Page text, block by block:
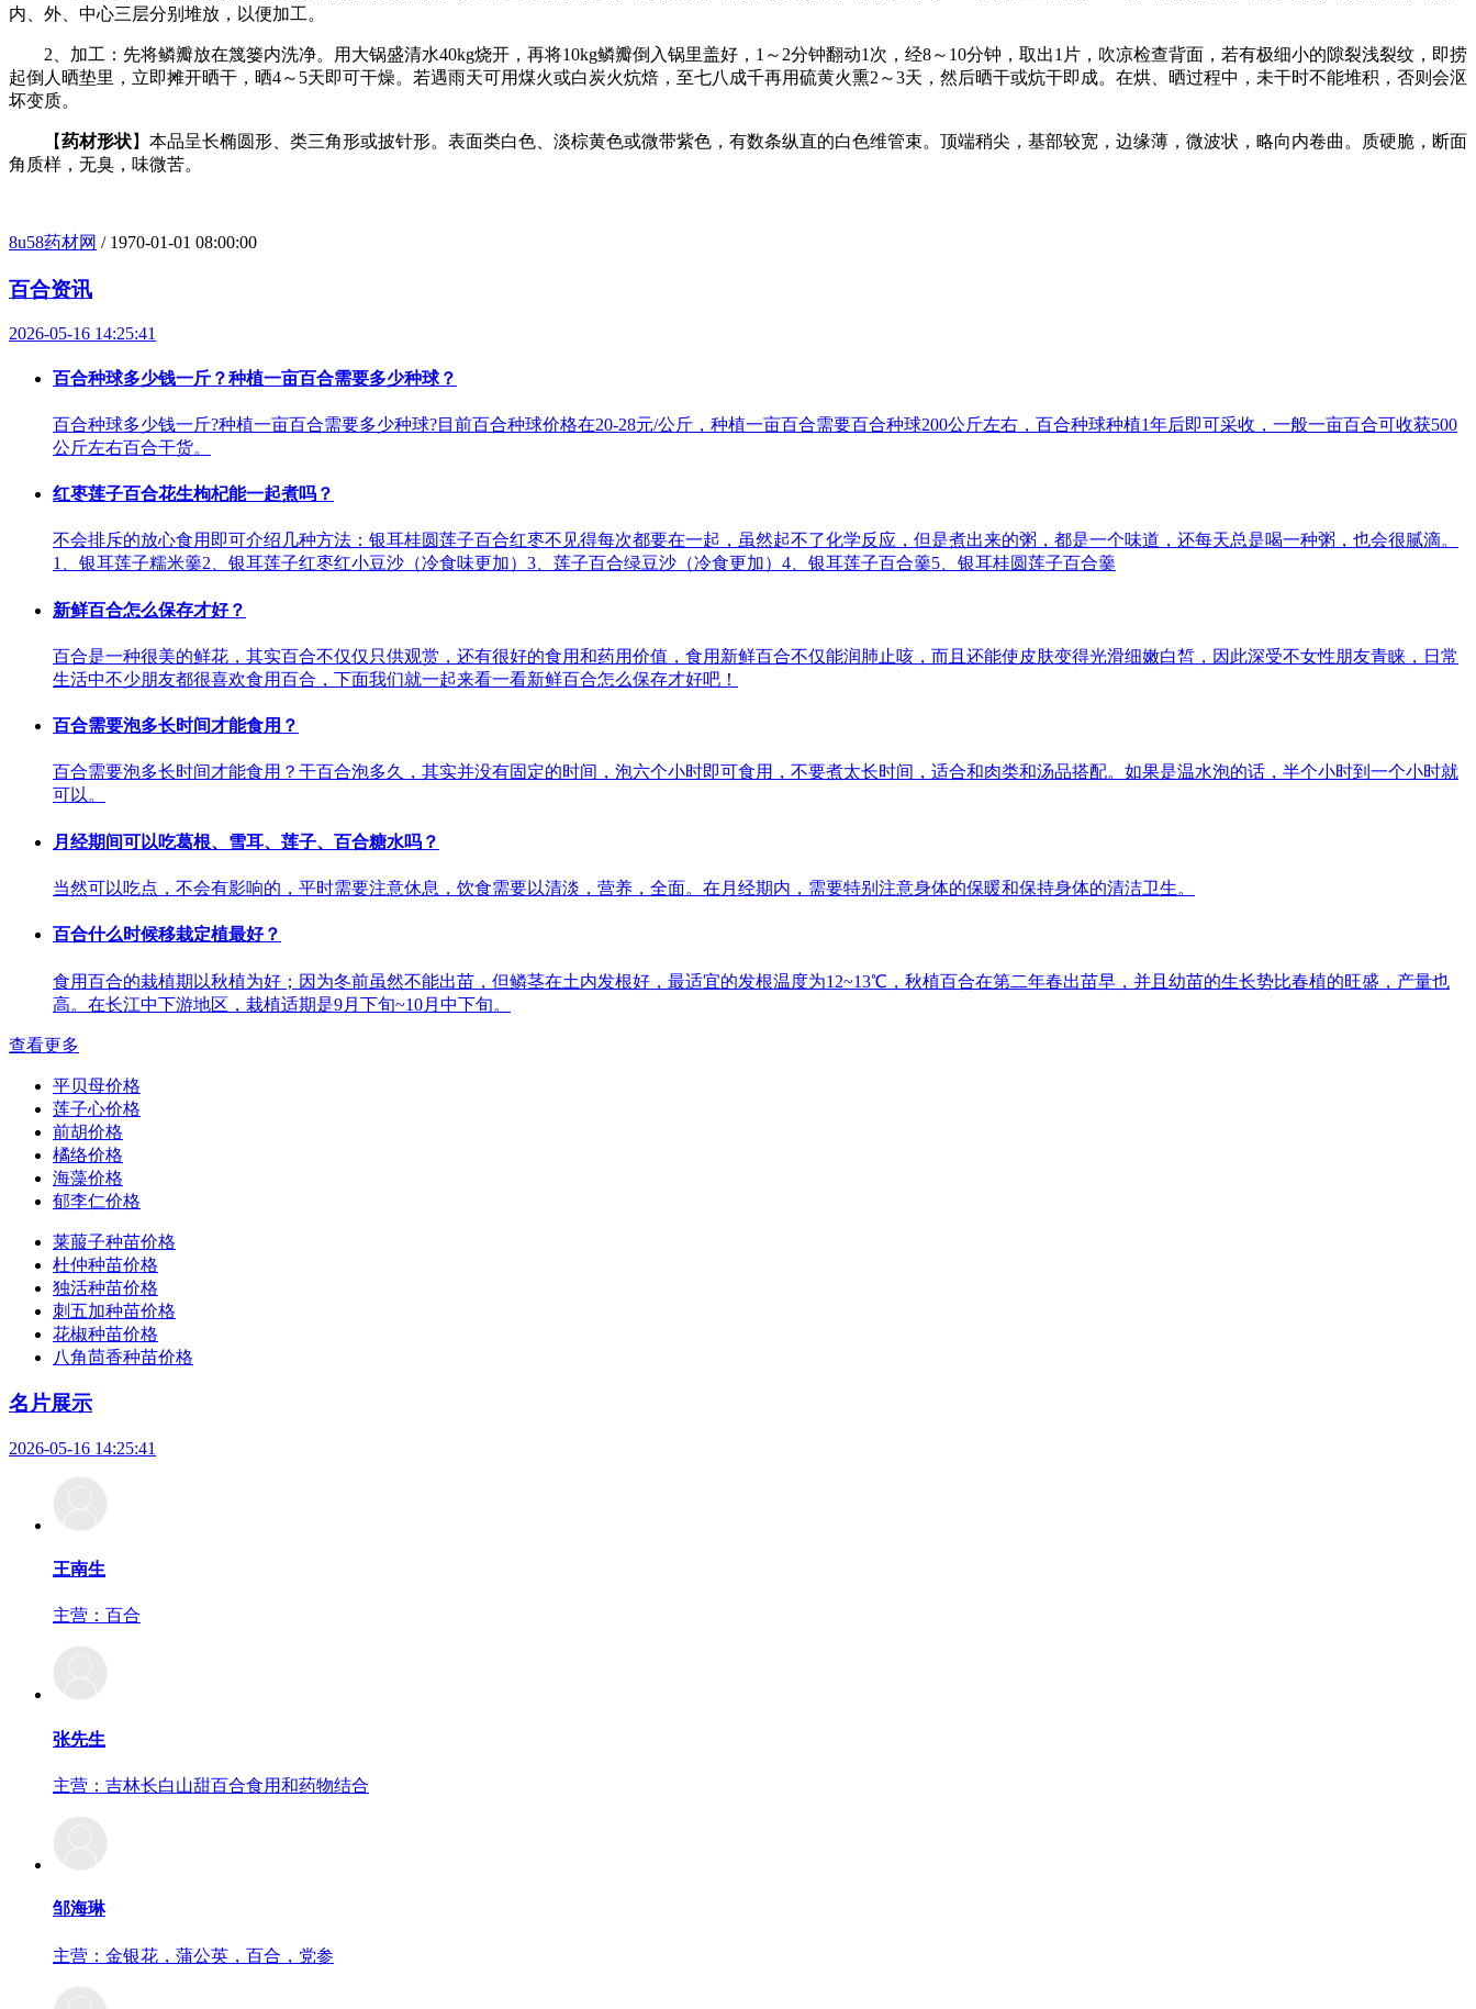
内、外、中心三层分别堆放，以便加工。
2、加工：先将鳞瓣放在篾篓内洗净。用大锅盛清水40kg烧开，再将10kg鳞瓣倒入锅里盖好，1～2分钟翻动1次，经8～10分钟，取出1片，吹凉检查背面，若有极细小的隙裂浅裂纹，即捞
起倒人晒垫里，立即摊开晒干，晒4～5天即可干燥。若遇雨天可用煤火或白炭火炕焙，至七八成千再用硫黄火熏2～3天，然后晒干或炕干即成。在烘、晒过程中，未干时不能堆积，否则会沤
坏变质。
【药材形状】本品呈长椭圆形、类三角形或披针形。表面类白色、淡棕黄色或微带紫色，有数条纵直的白色维管束。顶端稍尖，基部较宽，边缘薄，微波状，略向内卷曲。质硬脆，断面
角质样，无臭，味微苦。
8u58药材网 / 1970-01-01 08:00:00
百合资讯
2026-05-16 14:25:41
百合种球多少钱一斤？种植一亩百合需要多少种球？
百合种球多少钱一斤?种植一亩百合需要多少种球?目前百合种球价格在20-28元/公斤，种植一亩百合需要百合种球200公斤左右，百合种球种植1年后即可采收，一般一亩百合可收获500
公斤左右百合干货。
红枣莲子百合花生枸杞能一起煮吗？
不会排斥的放心食用即可介绍几种方法：银耳桂圆莲子百合红枣不见得每次都要在一起，虽然起不了化学反应，但是煮出来的粥，都是一个味道，还每天总是喝一种粥，也会很腻滴。
1、银耳莲子糯米羹2、银耳莲子红枣红小豆沙（冷食味更加）3、莲子百合绿豆沙（冷食更加）4、银耳莲子百合羹5、银耳桂圆莲子百合羹
新鲜百合怎么保存才好？
百合是一种很美的鲜花，其实百合不仅仅只供观赏，还有很好的食用和药用价值，食用新鲜百合不仅能润肺止咳，而且还能使皮肤变得光滑细嫩白皙，因此深受不女性朋友青睐，日常
生活中不少朋友都很喜欢食用百合，下面我们就一起来看一看新鲜百合怎么保存才好吧！
百合需要泡多长时间才能食用？
百合需要泡多长时间才能食用？干百合泡多久，其实并没有固定的时间，泡六个小时即可食用，不要煮太长时间，适合和肉类和汤品搭配。如果是温水泡的话，半个小时到一个小时就
可以。
月经期间可以吃葛根、雪耳、莲子、百合糖水吗？
当然可以吃点，不会有影响的，平时需要注意休息，饮食需要以清淡，营养，全面。在月经期内，需要特别注意身体的保暖和保持身体的清洁卫生。
百合什么时候移栽定植最好？
食用百合的栽植期以秋植为好；因为冬前虽然不能出苗，但鳞茎在土内发根好，最适宜的发根温度为12~13℃，秋植百合在第二年春出苗早，并且幼苗的生长势比春植的旺盛，产量也
高。在长江中下游地区，栽植适期是9月下旬~10月中下旬。
查看更多
平贝母价格
莲子心价格
前胡价格
橘络价格
海藻价格
郁李仁价格
莱菔子种苗价格
杜仲种苗价格
独活种苗价格
刺五加种苗价格
花椒种苗价格
八角茴香种苗价格
名片展示
2026-05-16 14:25:41
王南生
主营：百合
张先生
主营：吉林长白山甜百合食用和药物结合
邹海琳
主营：金银花，蒲公英，百合，党参